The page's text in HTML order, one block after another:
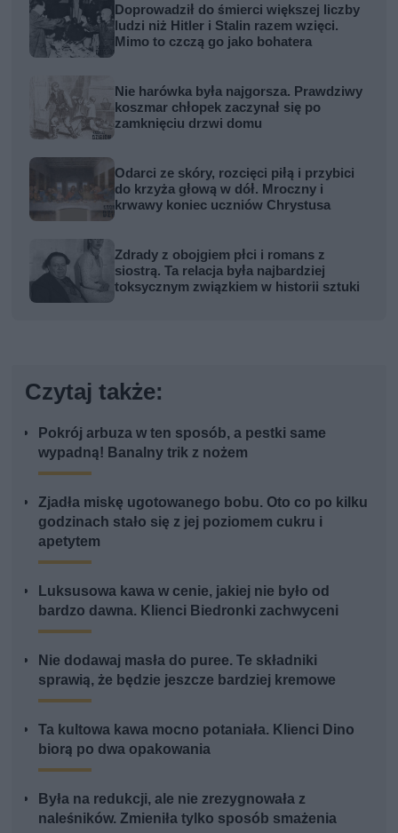
Doprowadził do śmierci większej liczby
ludzi niż Hitler i Stalin razem wzięci.
Mimo to czczą go jako bohatera
Nie harówka była najgorsza. Prawdziwy
koszmar chłopek zaczynał się po
zamknięciu drzwi domu
Odarci ze skóry, rozcięci piłą i przybici
do krzyża głową w dół. Mroczny i
krwawy koniec uczniów Chrystusa
Zdrady z obojgiem płci i romans z
siostrą. Ta relacja była najbardziej
toksycznym związkiem w historii sztuki
Czytaj także:
Pokrój arbuza w ten sposób, a pestki same
wypadną! Banalny trik z nożem
Zjadła miskę ugotowanego bobu. Oto co po kilku
godzinach stało się z jej poziomem cukru i
apetytem
Luksusowa kawa w cenie, jakiej nie było od
bardzo dawna. Klienci Biedronki zachwyceni
Nie dodawaj masła do puree. Te składniki
sprawią, że będzie jeszcze bardziej kremowe
Ta kultowa kawa mocno potaniała. Klienci Dino
biorą po dwa opakowania
Była na redukcji, ale nie zrezygnowała z
naleśników. Zmieniła tylko sposób smażenia